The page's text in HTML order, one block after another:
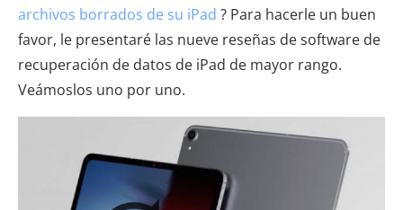
archivos borrados de su iPad ? Para hacerle un buen
favor, le presentaré las nueve reseñas de software de
recuperación de datos de iPad de mayor rango.
Veámoslos uno por uno.